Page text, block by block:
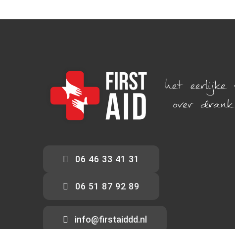
06 46 33 41 31
06 51 87 92 89
info@firstaiddd.nl